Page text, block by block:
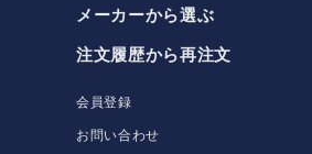
メーカーから選ぶ
注文履歴から再注文
会員登録
お問い合わせ